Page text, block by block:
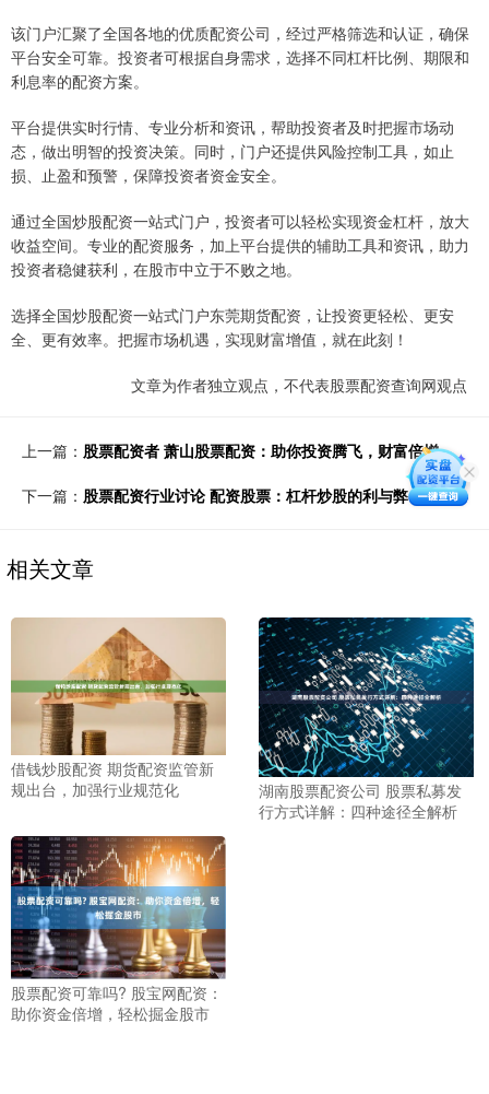
该门户汇聚了全国各地的优质配资公司，经过严格筛选和认证，确保
平台安全可靠。投资者可根据自身需求，选择不同杠杆比例、期限和
利息率的配资方案。
平台提供实时行情、专业分析和资讯，帮助投资者及时把握市场动
态，做出明智的投资决策。同时，门户还提供风险控制工具，如止
损、止盈和预警，保障投资者资金安全。
通过全国炒股配资一站式门户，投资者可以轻松实现资金杠杆，放大
收益空间。专业的配资服务，加上平台提供的辅助工具和资讯，助力
投资者稳健获利，在股市中立于不败之地。
选择全国炒股配资一站式门户东莞期货配资，让投资更轻松、更安
全、更有效率。把握市场机遇，实现财富增值，就在此刻！
文章为作者独立观点，不代表股票配资查询网观点
上一篇： 股票配资者 萧山股票配资：助你投资腾飞，财富倍增
下一篇： 股票配资行业讨论 配资股票：杠杆炒股的利与弊
相关文章
借钱炒股配资 期货配资监管新
规出台，加强行业规范化
湖南股票配资公司 股票私募发
行方式详解：四种途径全解析
股票配资可靠吗? 股宝网配资：
助你资金倍增，轻松掘金股市